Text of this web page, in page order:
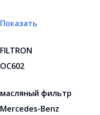
Показать
FILTRON
OC602
масляный фильтр
Mercedes-Benz